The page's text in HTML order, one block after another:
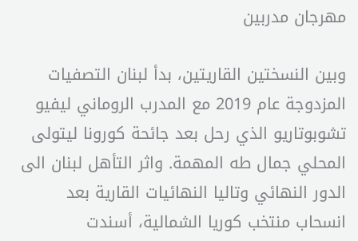
مهرجان مدربين
وبين النسختين القاريتين، بدأ لبنان التصفيات
المزدوجة عام 2019 مع المدرب الروماني ليفيو
تشوبوتاريو الذي رحل بعد جائحة كورونا ليتولى
المحلي جمال طه المهمة. واثر التأهل لبنان الى
الدور النهائي وتاليا النهائيات القارية بعد
انسحاب منتخب كوريا الشمالية، أسندت